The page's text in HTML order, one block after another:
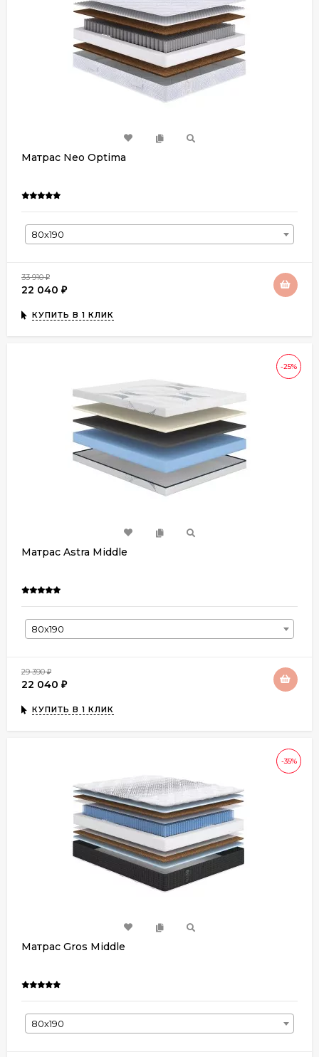
Матрас Neo Optima
80х190
33 910₽
22 040 ₽
КУПИТЬ В 1 КЛИК
-25%
Матрас Astra Middle
80х190
29 390₽
22 040 ₽
КУПИТЬ В 1 КЛИК
-35%
Матрас Gros Middle
80х190